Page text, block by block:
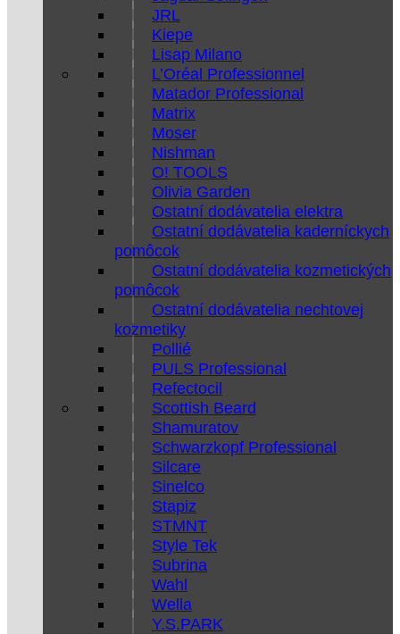
JRL
Kiepe
Lisap Milano
L’Oréal Professionnel
Matador Professional
Matrix
Moser
Nishman
O! TOOLS
Olivia Garden
Ostatní dodávatelia elektra
Ostatní dodávatelia kaderníckych
pomôcok
Ostatní dodávatelia kozmetických
pomôcok
Ostatní dodávatelia nechtovej
kozmetiky
Pollié
PULS Professional
Refectocil
Scottish Beard
Shamuratov
Schwarzkopf Professional
Silcare
Sinelco
Stapiz
STMNT
Style Tek
Subrina
Wahl
Wella
Y.S.PARK